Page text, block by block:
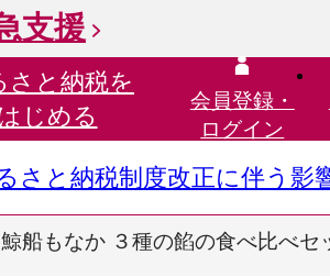
支援
さと納税を
じめる
会員登録・
ログイン
さと納税制度改正に伴う影
船もなか ３種の餡の食べ比べセ